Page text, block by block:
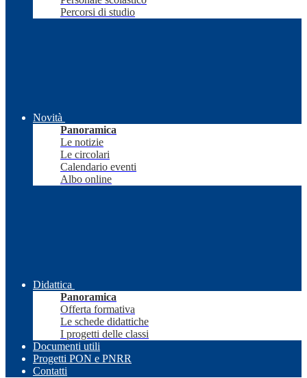
Percorsi di studio
Novità
Panoramica
Le notizie
Le circolari
Calendario eventi
Albo online
Didattica
Panoramica
Offerta formativa
Le schede didattiche
I progetti delle classi
Documenti utili
Progetti PON e PNRR
Contatti